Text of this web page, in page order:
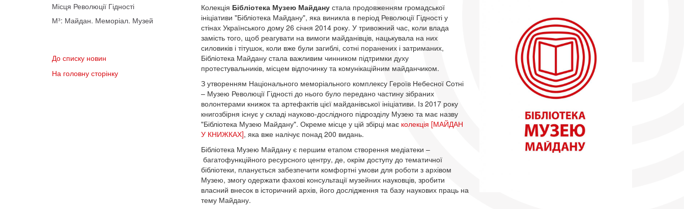
Місця Революції Гідності
М³: Майдан. Меморіал. Музей
До списку новин
На головну сторінку
Колекція Бібліотека Музею Майдану стала продовженням громадської
ініціативи "Бібліотека Майдану", яка виникла в період Революції Гідності у
стінах Українського дому 26 січня 2014 року. У тривожний час, коли влада
замість того, щоб реагувати на вимоги майданівців, нацькувала на них
силовиків і тітушок, коли вже були загиблі, сотні поранених і затриманих,
Бібліотека Майдану стала важливим чинником підтримки духу
протестувальників, місцем відпочинку та комунікаційним майданчиком.
З утворенням Національного меморіального комплексу Героїв Небесної Сотні
– Музею Революції Гідності до нього було передано частину зібраних
волонтерами книжок та артефактів цієї майданівської ініціативи. Із 2017 року
книгозбірня існує у складі науково-дослідного підрозділу Музею та має назву
"Бібліотека Музею Майдану". Окреме місце у цій збірці має колекція [МАЙДАН
У КНИЖКАХ], яка вже налічує понад 200 видань.
Бібліотека Музею Майдану є першим етапом створення медіатеки –
багатофункційного ресурсного центру, де, окрім доступу до тематичної
бібліотеки, планується забезпечити комфортні умови для роботи з архівом
Музею, змогу одержати фахові консультації музейних науковців, зробити
власний внесок в історичний архів, його дослідження та базу наукових праць на
тему Майдану.